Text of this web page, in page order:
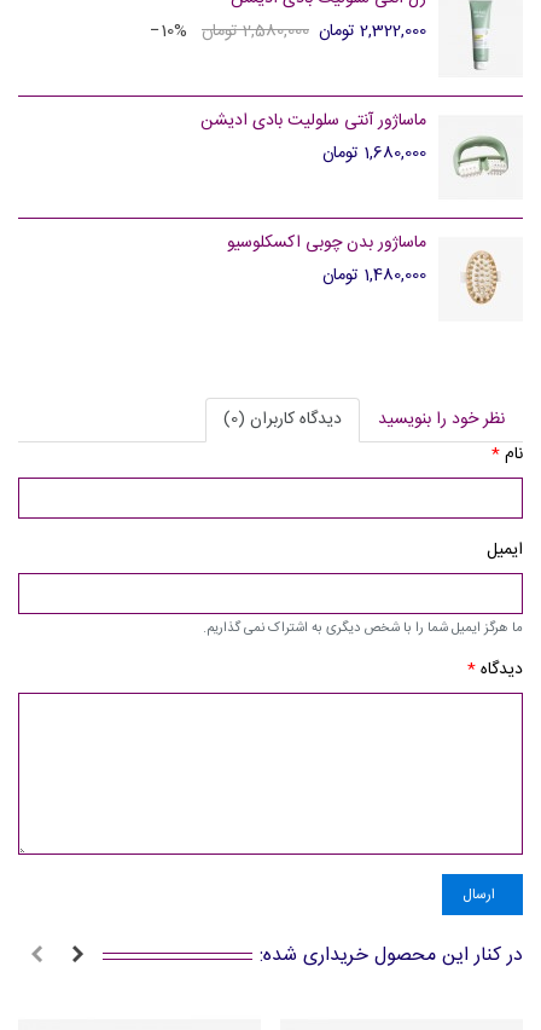
2,322,000 تومان
2,580,000 تومان ‎−10%
ماساژور آنتی سلولیت بادی ادیشن
1,680,000 تومان
ماساژور بدن چوبی اکسکلوسیو
1,480,000 تومان
نظر خود را بنویسید
دیدگاه کاربران (0)
نام*
ایمیل
ما هرگز ایمیل شما را با شخص دیگری به اشتراک نمی گذاریم.
دیدگاه*
ارسال
در کنار این محصول خریداری شده: